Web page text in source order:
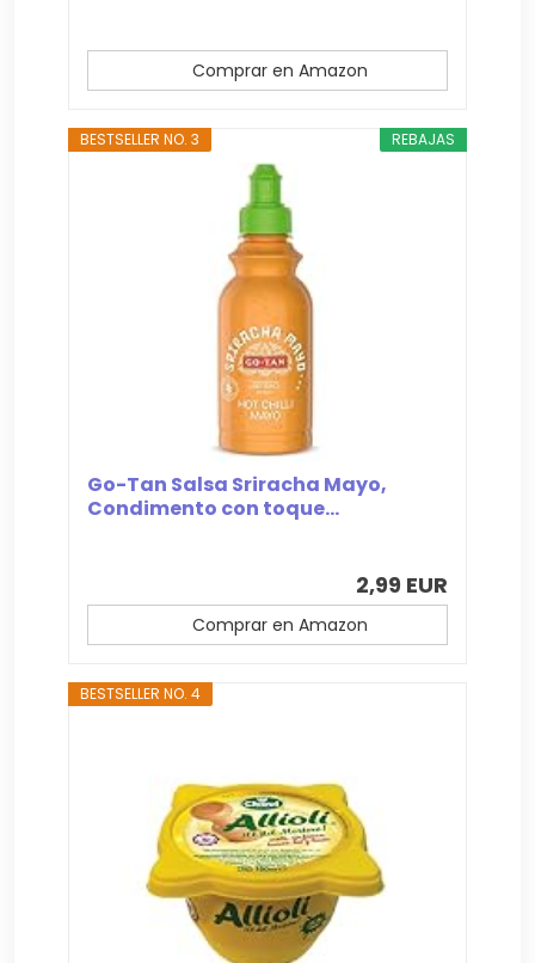
Comprar en Amazon
REBAJAS
BESTSELLER NO. 3
Go-Tan Salsa Sriracha Mayo,
Condimento con toque...
2,99 EUR
Comprar en Amazon
BESTSELLER NO. 4